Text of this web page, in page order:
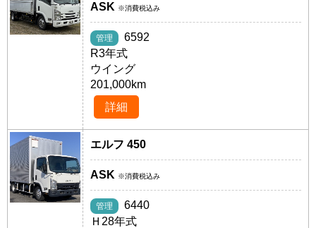
ASK ※消費税込み
管理
6592
R3年式
ウイング
201,000km
詳細
エルフ 450
ASK ※消費税込み
管理
6440
Ｈ28年式